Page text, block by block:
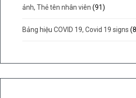
ảnh, Thẻ tên nhân viên (91)
Bảng hiệu COVID 19, Covid 19 signs